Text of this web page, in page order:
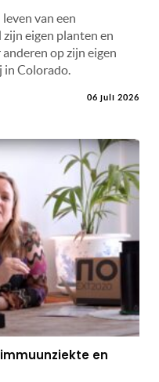
van een
eigen planten en
op zijn eigen
in Colorado.
06 juli 2026
en